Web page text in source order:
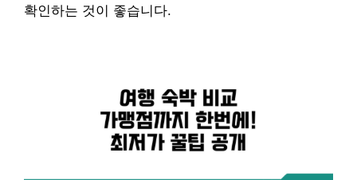
확인하는 것이 좋습니다.